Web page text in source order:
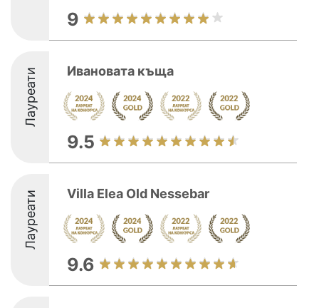
9
Лауреати Ивановата къща
9.5
Лауреати Villa Elea Old Nessebar
9.6